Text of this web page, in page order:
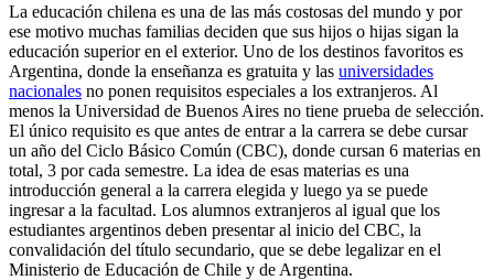
La educación chilena es una de las más costosas del mundo y por
ese motivo muchas familias deciden que sus hijos o hijas sigan la
educación superior en el exterior. Uno de los destinos favoritos es
Argentina, donde la enseñanza es gratuita y las universidades
nacionales no ponen requisitos especiales a los extranjeros. Al
menos la Universidad de Buenos Aires no tiene prueba de selección.
El único requisito es que antes de entrar a la carrera se debe cursar
un año del Ciclo Básico Común (CBC), donde cursan 6 materias en
total, 3 por cada semestre. La idea de esas materias es una
introducción general a la carrera elegida y luego ya se puede
ingresar a la facultad. Los alumnos extranjeros al igual que los
estudiantes argentinos deben presentar al inicio del CBC, la
convalidación del título secundario, que se debe legalizar en el
Ministerio de Educación de Chile y de Argentina.